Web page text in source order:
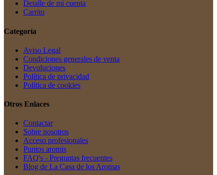
Detalle de mi cuenta
Carrito
Categoría
Aviso Legal
Condiciones generales de venta
Devoluciones
Política de privacidad
Política de cookies
Otros Enlaces
Contactar
Sobre nosotros
Acceso profesionales
Puntos aromis
FAQ's - Preguntas frecuentes
Blog de La Casa de los Aromas